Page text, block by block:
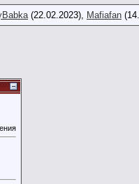
(22.02.2023), Mafiafan